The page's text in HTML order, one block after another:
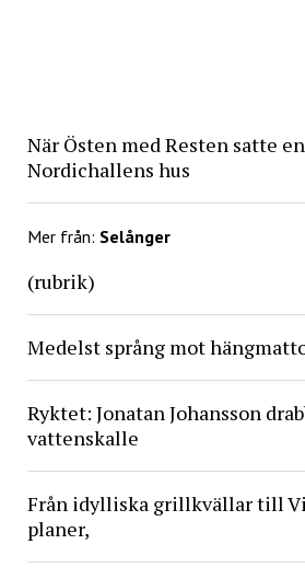
När Östen med Resten satte
Nordichallens hus
Mer från: Selånger
(rubrik)
Medelst språng mot
Ryktet: Jonatan Johansson
vattenskalle
Från idylliska grillkvällar till
planer,